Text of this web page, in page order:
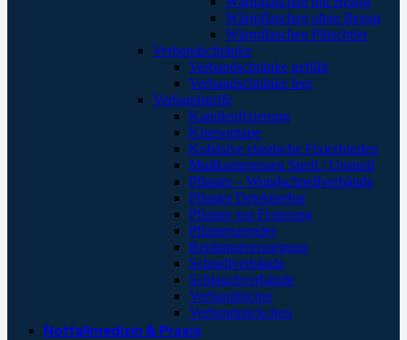
Wärmflaschen ohne Bezug
Wärmflaschen Plüschtier
Verbandschränke
Verbandschränke gefüllt
Verbandschränke leer
Verbandstoffe
Kanülenfixierung
Kinesoptape
Kohäsive elastische Fixierbinden
Mullkompressen Steril / Unsteril
Pflaster – Wundschnellverbände
Pflaster Detektierbar
Pflaster zur Fixierung
Pflasterspender
Replantatversorgung
Schnellverbände
Schlauchverbände
Verbandtücher
Verbandpäckchen
Notfallmedizin & Praxis